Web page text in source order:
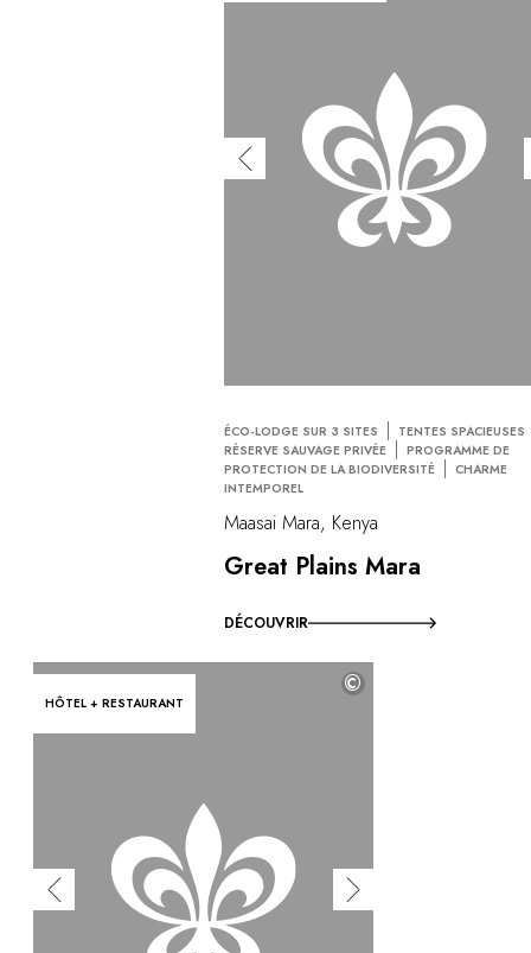
ÉCO-LODGE SUR 3 SITES
TENTES SPACIEUSES
RÉSERVE SAUVAGE PRIVÉE
PROGRAMME DE
PROTECTION DE LA BIODIVERSITÉ
CHARME
INTEMPOREL
Maasai Mara, Kenya
Great Plains Mara
DÉCOUVRIR
HÔTEL + RESTAURANT
©